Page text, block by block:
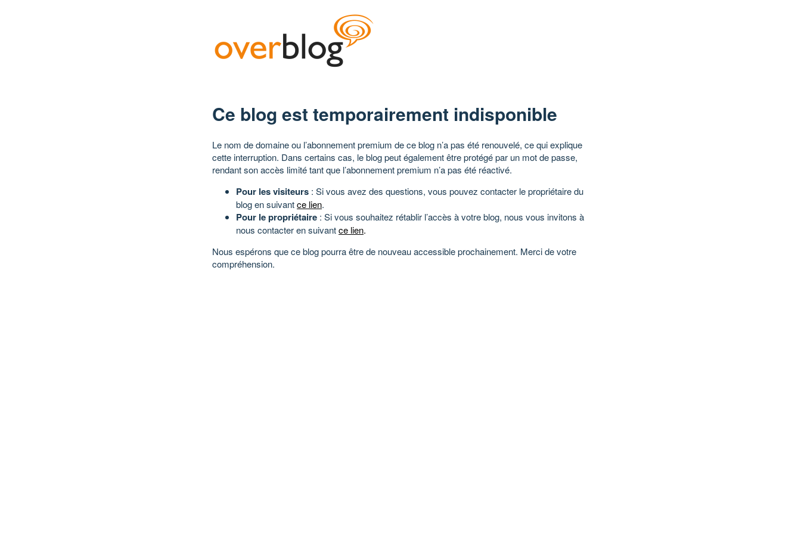
Ce blog est temporairement indisponible
Le nom de domaine ou l’abonnement premium de ce blog n’a pas été renouvelé, ce qui explique
cette interruption. Dans certains cas, le blog peut également être protégé par un mot de passe,
rendant son accès limité tant que l’abonnement premium n’a pas été réactivé.
Pour les visiteurs : Si vous avez des questions, vous pouvez contacter le propriétaire du
blog en suivantce lien.
Pour le propriétaire : Si vous souhaitez rétablir l’accès à votre blog, nous vous invitons à
nous contacter en suivantce lien.
Nous espérons que ce blog pourra être de nouveau accessible prochainement. Merci de votre
compréhension.